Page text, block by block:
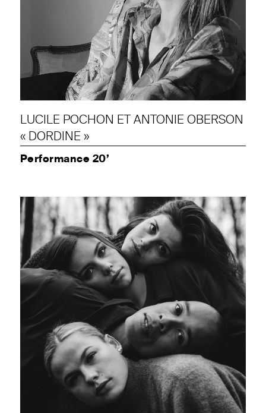
LUCILE POCHON ET ANTONIE OBERSON
« DORDINE »
Performance 20’